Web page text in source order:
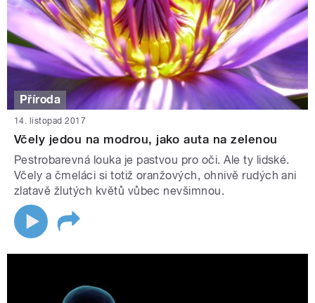
Příroda
14. listopad 2017
Včely jedou na modrou, jako auta na zelenou
Pestrobarevná louka je pastvou pro oči. Ale ty lidské.
Včely a čmeláci si totiž oranžových, ohnivě rudých ani
zlatavě žlutých květů vůbec nevšimnou.